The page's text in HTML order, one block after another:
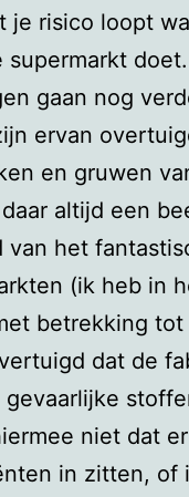
je risico loopt
supermarkt doet.
gaan nog
ervan
en gruwen
altijd een
van het
(ik heb in
betrekking
dat de
gevaarlijke
niet dat
in zitten, of